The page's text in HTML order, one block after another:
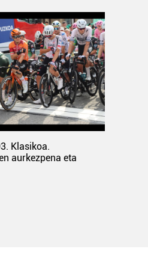
Klasikoa.
aurkezpena eta